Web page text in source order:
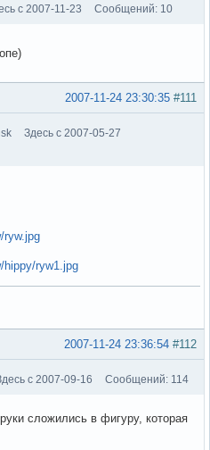
с 2007-11-23 Сообщений: 10
#111
2007-11-24 23:30:35
Здесь с 2007-05-27
ryw.jpg
hippy/ryw1.jpg
#112
2007-11-24 23:36:54
с 2007-09-16 Сообщений: 114
сложились в фигуру, которая